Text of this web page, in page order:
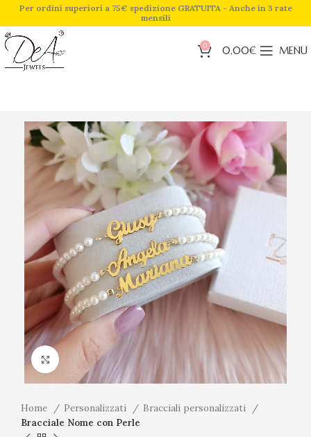
Per ordini superiori a 75€ spedizione GRATUITA - Anche in 3 rate
mensili
0 0,00€ MENU
Click to enlarge
Home Personalizzati
Bracciali personalizzati
Bracciale Nome con Perle